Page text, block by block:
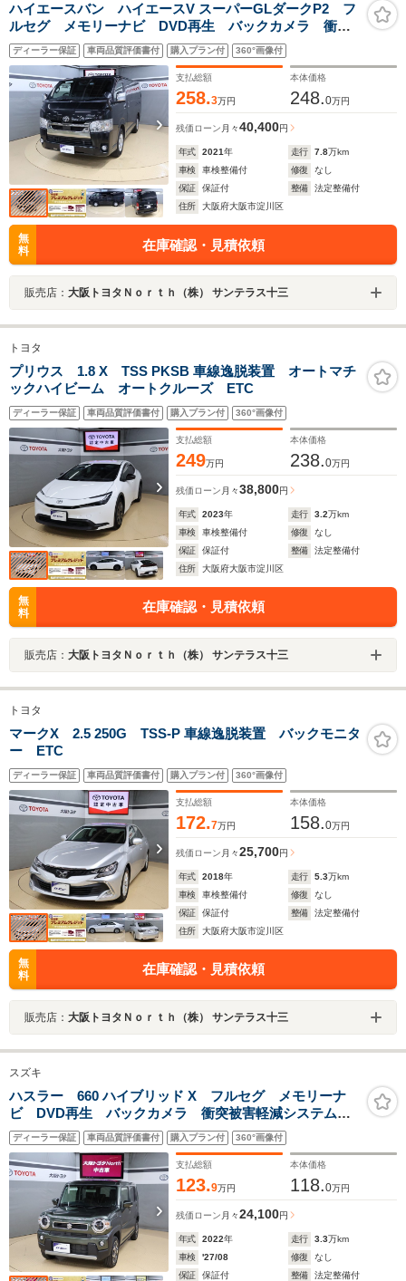
ハイエースバン ハイエースV スーパーGLダークP2 フ
ルセグ メモリーナビ DVD再生 バックカメラ 衝突
被害軽減システム ETC LEDヘッドランプ
ディーラー保証 車両品質評価書付 購入プラン付 360°画像付
支払総額
258.3万円
本体価格
248.0万円
残価ローン 月々40,400円
年式 2021年 走行 7.8万km
車検
車検整備付 修復
なし
保証
保証付 整備
法定整備付
住所
大阪府大阪市淀川区
無
料
在庫確認・見積依頼
販売店： 大阪トヨタＮｏｒｔｈ（株） サンテラス十三
トヨタ
プリウス 1.8 X TSS PKSB 車線逸脱装置 オートマチ
ックハイビーム オートクルーズ ETC
ディーラー保証 車両品質評価書付 購入プラン付 360°画像付
支払総額
249万円
本体価格
238.0万円
残価ローン 月々38,800円
年式 2023年 走行 3.2万km
車検
車検整備付 修復
なし
保証
保証付 整備
法定整備付
住所
大阪府大阪市淀川区
無
料
在庫確認・見積依頼
販売店： 大阪トヨタＮｏｒｔｈ（株） サンテラス十三
トヨタ
マークX 2.5 250G TSS-P 車線逸脱装置 バックモニタ
ー ETC
ディーラー保証 車両品質評価書付 購入プラン付 360°画像付
支払総額
172.7万円
本体価格
158.0万円
残価ローン 月々25,700円
年式 2018年 走行 5.3万km
車検
車検整備付 修復
なし
保証
保証付 整備
法定整備付
住所
大阪府大阪市淀川区
無
料
在庫確認・見積依頼
販売店： 大阪トヨタＮｏｒｔｈ（株） サンテラス十三
スズキ
ハスラー 660 ハイブリッド X フルセグ メモリーナ
ビ DVD再生 バックカメラ 衝突被害軽減システム
ETC LEDヘッドランプ アイドリングストップ シー
トヒーター 全周囲モニター
ディーラー保証 車両品質評価書付 購入プラン付 360°画像付
支払総額
123.9万円
本体価格
118.0万円
残価ローン 月々24,100円
年式 2022年 走行 3.3万km
車検
'27/08 修復
なし
保証
保証付 整備
法定整備付